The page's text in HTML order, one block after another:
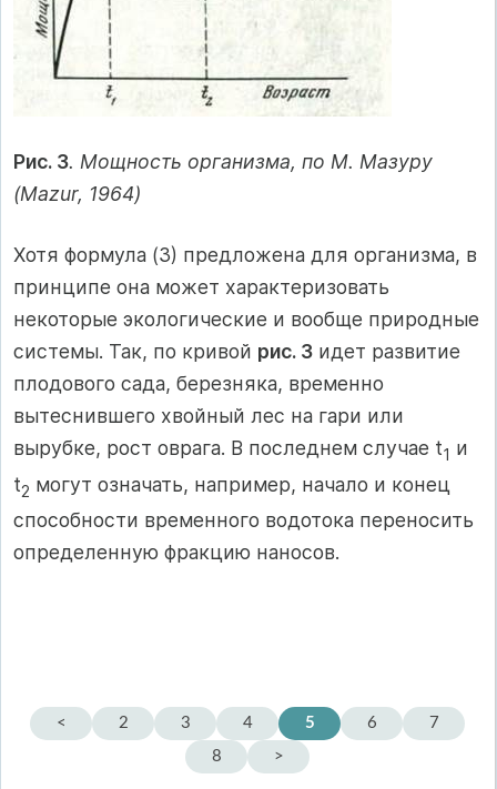
Рис. 3. Мощность организма, по М. Мазуру
(Mazur, 1964)
Хотя формула (3) предложена для организма, в
принципе она может характеризовать
некоторые экологические и вообще природные
системы. Так, по кривой рис. 3 идет развитие
плодового сада, березняка, временно
вытеснившего хвойный лес на гари или
вырубке, рост оврага. В последнем случае t1 и
t2 могут означать, например, начало и конец
способности временного водотока переносить
определенную фракцию наносов.
< 2 3 4 5 6
7
8
>